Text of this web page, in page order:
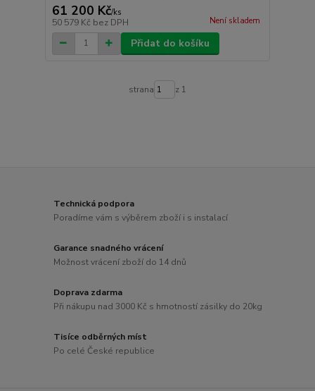
61 200 Kč/ks
50 579 Kč bez DPH Není skladem
Přidat do košíku
strana z 1
Technická podpora
Poradíme vám s výběrem zboží i s instalací
Garance snadného vrácení
Možnost vrácení zboží do 14 dnů
Doprava zdarma
Při nákupu nad 3000 Kč s hmotností zásilky do 20kg
Tisíce odběrných míst
Po celé České republice